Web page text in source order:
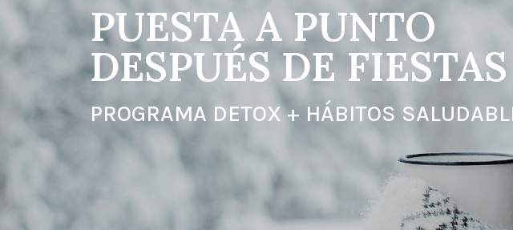
PUESTA A PUNTO
DESPUÉS DE FIESTAS
PROGRAMA DETOX + HÁBITOS